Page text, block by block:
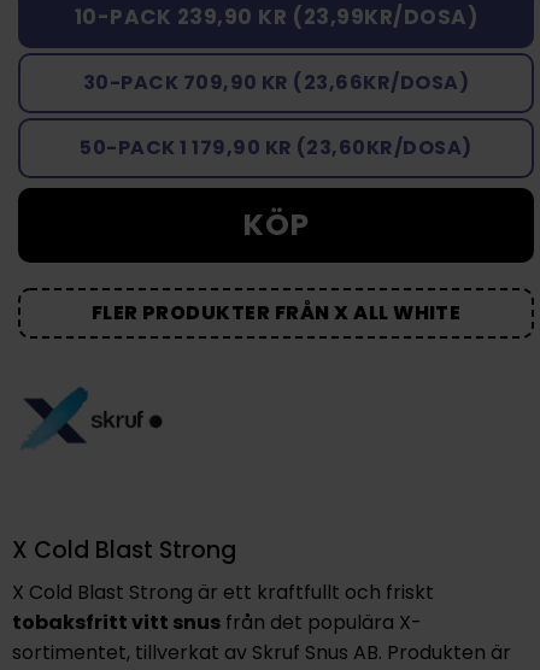
10-PACK 239,90 KR (23,99KR/DOSA)
30-PACK 709,90 KR (23,66KR/DOSA)
50-PACK 1 179,90 KR (23,60KR/DOSA)
KÖP
FLER PRODUKTER FRÅN X ALL WHITE
X Cold Blast Strong
X Cold Blast Strong är ett kraftfullt och friskt
tobaksfritt vitt snusfrån det populära X-
sortimentet, tillverkat av Skruf Snus AB. Produkten är